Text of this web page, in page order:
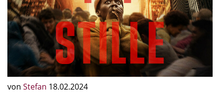
von Stefan 18.02.2024